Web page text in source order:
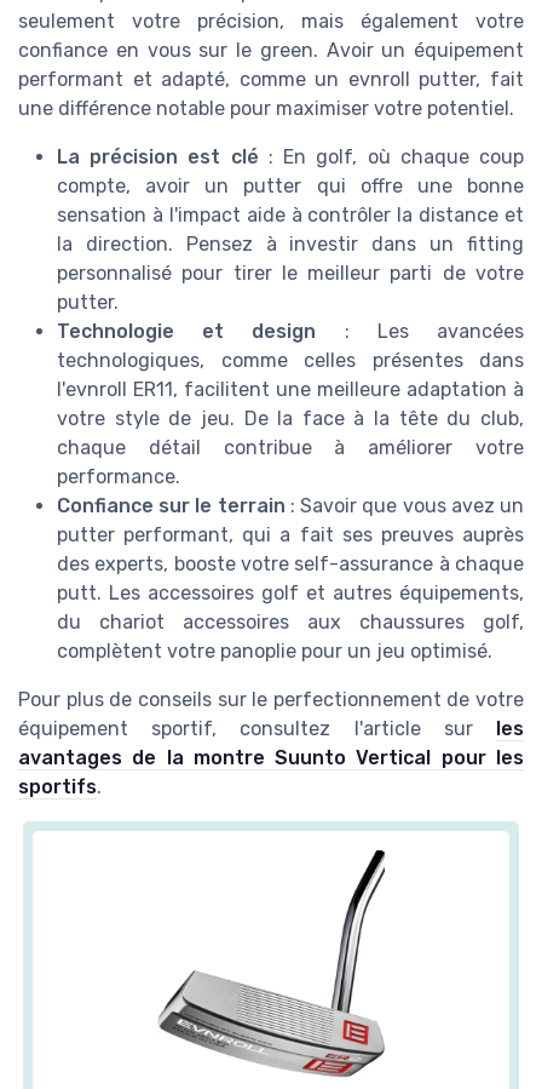
seulement votre précision, mais également votre
confiance en vous sur le green. Avoir un équipement
performant et adapté, comme un evnroll putter, fait
une différence notable pour maximiser votre potentiel.
La précision est clé : En golf, où chaque coup
compte, avoir un putter qui offre une bonne
sensation à l'impact aide à contrôler la distance et
la direction. Pensez à investir dans un fitting
personnalisé pour tirer le meilleur parti de votre
putter.
Technologie et design : Les avancées
technologiques, comme celles présentes dans
l'evnroll ER11, facilitent une meilleure adaptation à
votre style de jeu. De la face à la tête du club,
chaque détail contribue à améliorer votre
performance.
Confiance sur le terrain : Savoir que vous avez un
putter performant, qui a fait ses preuves auprès
des experts, booste votre self-assurance à chaque
putt. Les accessoires golf et autres équipements,
du chariot accessoires aux chaussures golf,
complètent votre panoplie pour un jeu optimisé.
Pour plus de conseils sur le perfectionnement de votre
équipement sportif, consultez l'article sur
les
avantages de la montre Suunto Vertical pour les
sportifs.